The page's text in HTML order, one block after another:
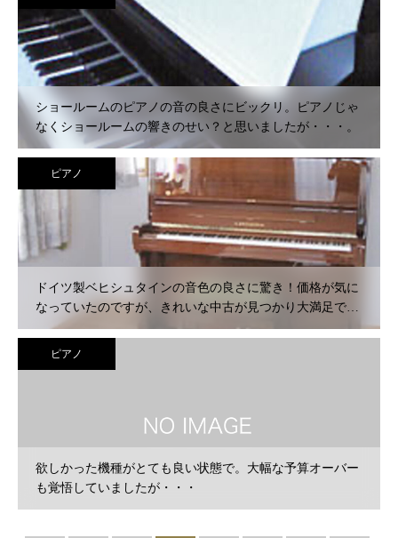
ショールームのピアノの音の良さにビックリ。ピアノじゃ
なくショールームの響きのせい？と思いましたが・・・。
ピアノ
ドイツ製ベヒシュタインの音色の良さに驚き！価格が気に
なっていたのですが、きれいな中古が見つかり大満足で
す。
ピアノ
欲しかった機種がとても良い状態で。大幅な予算オーバー
も覚悟していましたが・・・